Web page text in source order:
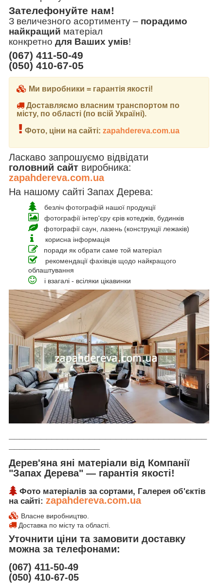
Зателефонуйте нам!
З величезного асортименту – порадимо
найкращий матеріал
конкретно для Ваших умів!
(067) 411-50-49
(050) 410-67-05
Ми виробники = гарантія якості!
Доставляємо власним транспортом по
місту, по області (по всій Україні).
Фото, ціни на сайті: zapahdereva.com.ua
Ласкаво запрошуємо відвідати
головний сайт виробника:
zapahdereva.com.ua
На нашому сайті Запах Дерева:
безліч фотографій нашої продукції
фотографії інтер'єру єрів котеджів, будинків
фотографії саун, лазень (конструкції лежаків)
корисна інформація
поради як обрати саме той матеріал
рекомендації фахівців щодо найкращого
облаштування
і взагалі - всіляки цікавинки
Дерев'яна яні матеріали від Компанії
"Запах Дерева" ― гарантія якості!
Фото матеріалів за сортами, Галерея об'єктів
на сайті: zapahdereva.com.ua
Власне виробництво.
Доставка по місту та області.
Уточнити ціни та замовити доставку
можна за телефонами:
(067) 411-50-49
(050) 410-67-05